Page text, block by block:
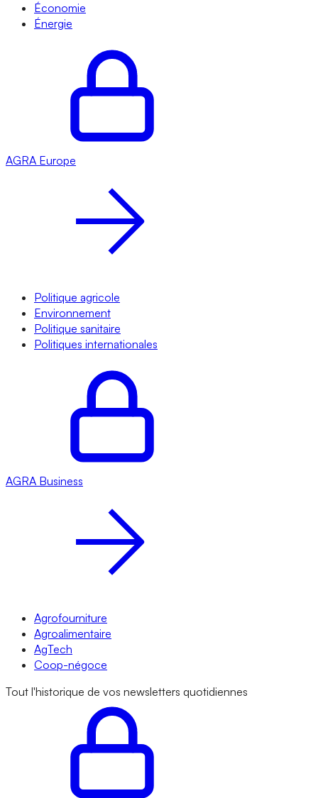
Économie
Énergie
AGRA Europe
Politique agricole
Environnement
Politique sanitaire
Politiques internationales
AGRA Business
Agrofourniture
Agroalimentaire
AgTech
Coop-négoce
Tout l'historique de vos newsletters quotidiennes